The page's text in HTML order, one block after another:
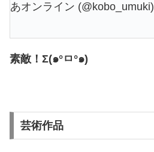
あオンライン (@kobo_umuki)
素敵！Σ(๑°ㅁ°๑)
芸術作品